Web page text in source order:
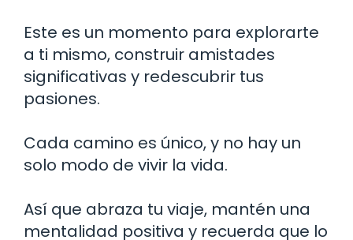
Este es un momento para explorarte
a ti mismo, construir amistades
significativas y redescubrir tus
pasiones.
Cada camino es único, y no hay un
solo modo de vivir la vida.
Así que abraza tu viaje, mantén una
mentalidad positiva y recuerda que lo